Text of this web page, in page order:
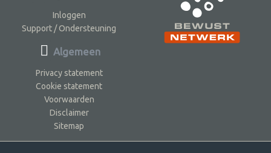
Inloggen
Support / Ondersteuning
Algemeen
Privacy statement
Cookie statement
Voorwaarden
Disclaimer
Sitemap